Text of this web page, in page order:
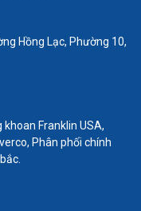
chắc chắn, bề
phẳng nhằm
đạt được sự cân
có quy cách
một khối lượng
đặt như ống,
Hồng Lạc, Phường 10,
Franklin USA,
Phân phối chính